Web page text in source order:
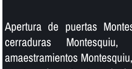
Apertura de puertas
cerraduras Montesquiu,
amaestramientos